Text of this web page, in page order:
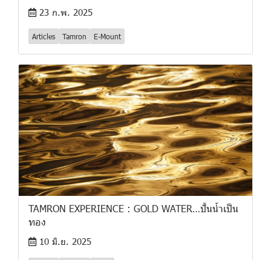
23 ก.พ. 2025
Articles Tamron E-Mount
TAMRON EXPERIENCE : GOLD WATER…ปั้นน้ำเป็น
ทอง
10 มิ.ย. 2025